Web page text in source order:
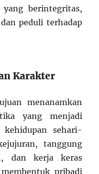
berintegritas,
peduli terhadap
Karakter
menanamkan
yang menjadi
kehidupan sehari-
tanggung
dan kerja keras
pribadi